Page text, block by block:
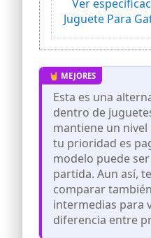
sobre todo,
cola azul (con
la parte
cola colorida,
ofrecerle
cualquier
Se puede
es
cambia al
minutos y se
6 horas.
casa, todavía
a tu mano
solo y el gato
mientras juega
Ver
Juguete Para
Esta es una
dentro de
mantiene un nivel
tu prioridad es
modelo puede
partida. Aun así,
comparar
intermedias para
diferencia entre